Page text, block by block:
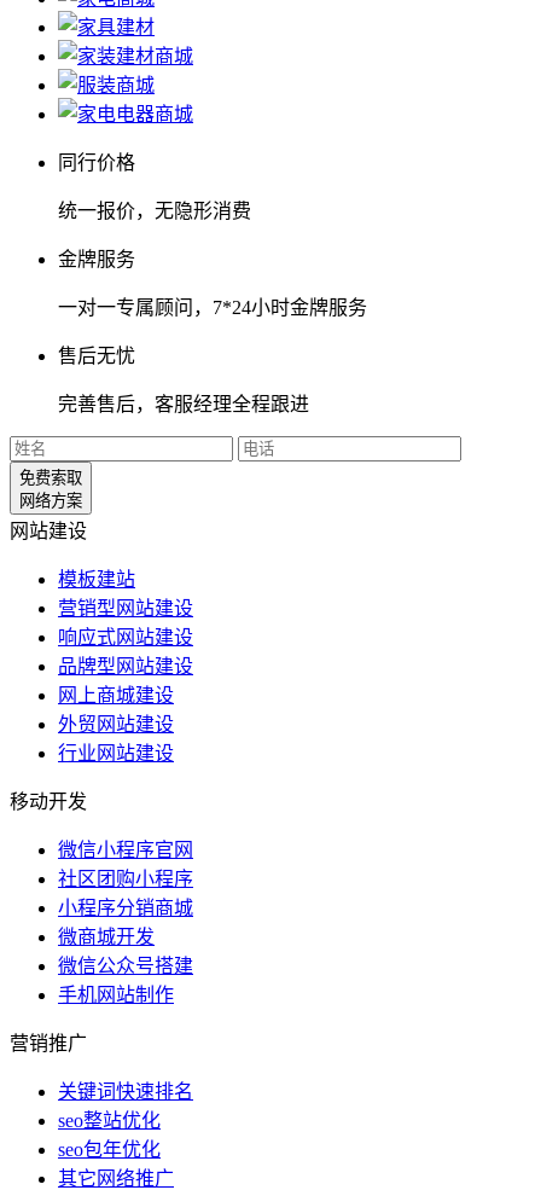
同行价格
统一报价，无隐形消费
金牌服务
一对一专属顾问，7*24小时金牌服务
售后无忧
完善售后，客服经理全程跟进
免费索取
网络方案
网站建设
模板建站
营销型网站建设
响应式网站建设
品牌型网站建设
网上商城建设
外贸网站建设
行业网站建设
移动开发
微信小程序官网
社区团购小程序
小程序分销商城
微商城开发
微信公众号搭建
手机网站制作
营销推广
关键词快速排名
seo整站优化
seo包年优化
其它网络推广